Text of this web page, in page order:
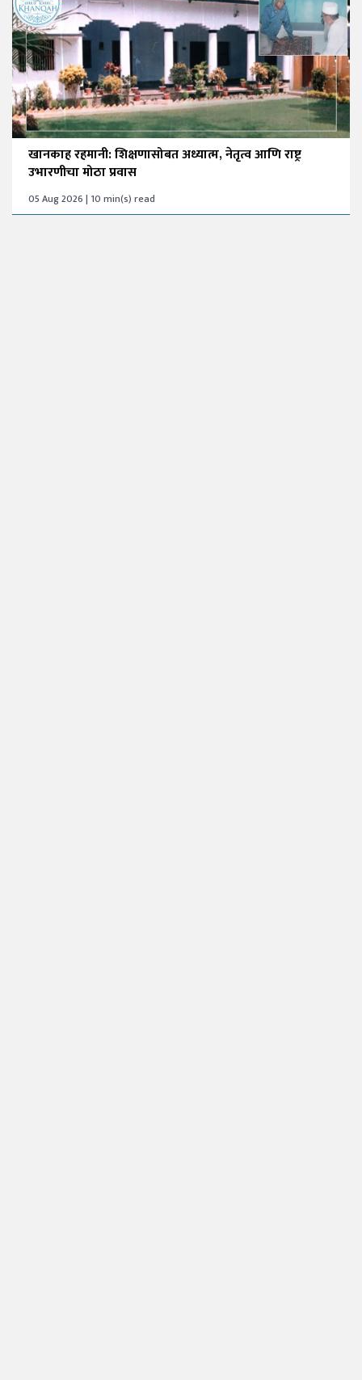
खानकाह रहमानी: शिक्षणासोबत अध्यात्म, नेतृत्व आणि राष्ट्र
उभारणीचा मोठा प्रवास
05 Aug 2026 | 10 min(s) read